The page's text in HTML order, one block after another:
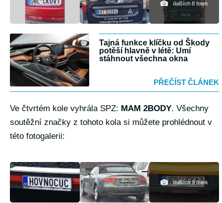
dalších 8 fotek
Tajná funkce klíčku od Škody
potěší hlavně v létě: Umí
stáhnout všechna okna
PŘEČÍST ČLÁNEK
Ve čtvrtém kole vyhrála SPZ: MAM 2BODY. Všechny
soutěžní značky z tohoto kola si můžete prohlédnout v
této fotogalerii:
dalších 9 fotek